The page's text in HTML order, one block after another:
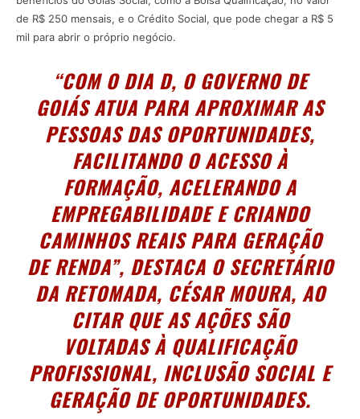
de R$ 250 mensais, e o Crédito Social, que pode chegar a R$ 5
mil para abrir o próprio negócio.
“COM O DIA D, O GOVERNO DE
GOIÁS ATUA PARA APROXIMAR AS
PESSOAS DAS OPORTUNIDADES,
FACILITANDO O ACESSO À
FORMAÇÃO, ACELERANDO A
EMPREGABILIDADE E CRIANDO
CAMINHOS REAIS PARA GERAÇÃO
DE RENDA”, DESTACA O SECRETÁRIO
DA RETOMADA, CÉSAR MOURA, AO
CITAR QUE AS AÇÕES SÃO
VOLTADAS À QUALIFICAÇÃO
PROFISSIONAL, INCLUSÃO SOCIAL E
GERAÇÃO DE OPORTUNIDADES.